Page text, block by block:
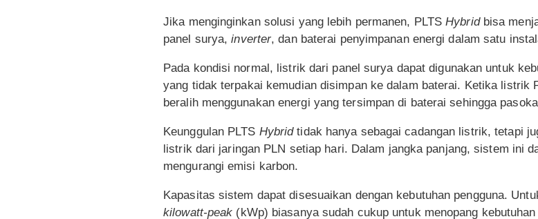
Jika menginginkan solusi yang lebih permanen, PLTSHybridbisa
panel surya,inverter, dan baterai penyimpanan energi dalam satu
Pada kondisi normal, listrik dari panel surya dapat digunakan untuk
yang tidak terpakai kemudian disimpan ke dalam baterai. Ketika listrik
beralih menggunakan energi yang tersimpan di baterai sehingga
Keunggulan PLTS Hybridtidak hanya sebagai cadangan listrik, tetapi
listrik dari jaringan PLN setiap hari. Dalam jangka panjang, sistem ini
mengurangi emisi karbon.
Kapasitas sistem dapat disesuaikan dengan kebutuhan pengguna.
kilowatt-peak (kWp) biasanya sudah cukup untuk menopang